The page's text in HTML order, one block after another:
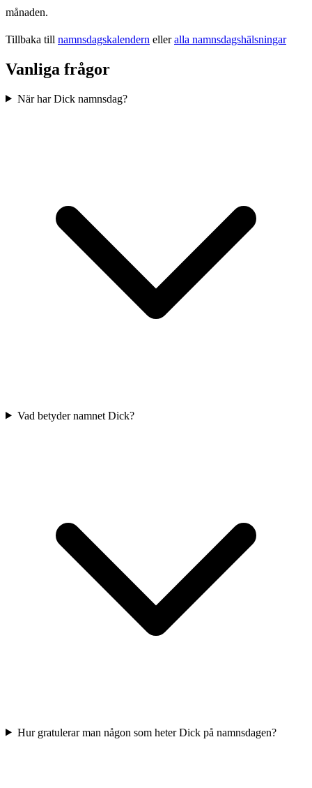
månaden.
Tillbaka till namnsdagskalendern elleralla namnsdagshälsningar
Vanliga frågor
När har Dick namnsdag?
Vad betyder namnet Dick?
Hur gratulerar man någon som heter Dick på namnsdagen?